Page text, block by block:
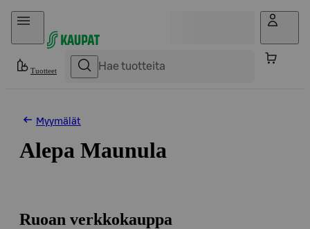
Hyppää sisältöön
Tuotteet
Myymälät
Alepa Maunula
Ruoan verkkokauppa